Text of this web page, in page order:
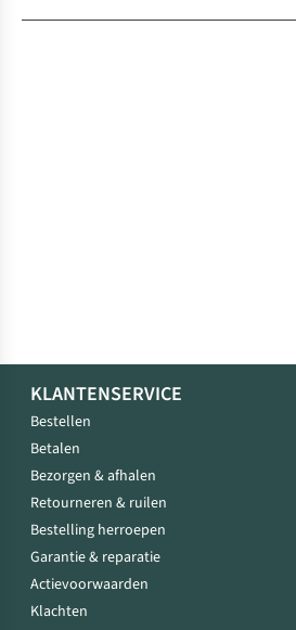
KLANTENSERVICE
Bestellen
Betalen
Bezorgen & afhalen
Retourneren & ruilen
Bestelling herroepen
Garantie & reparatie
Actievoorwaarden
Klachten